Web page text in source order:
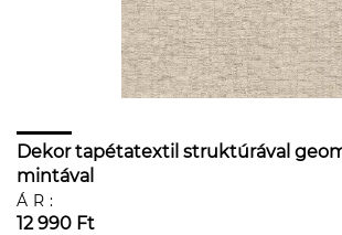
Dekor tapétatextil struktúrával
mintával
ÁR:
12 990 Ft